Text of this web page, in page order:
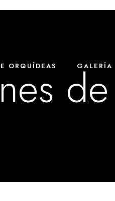
ORQUÍDEAS GALERÍA